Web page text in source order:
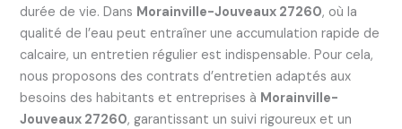
durée de vie. Dans Morainville-Jouveaux 27260, où la
qualité de l’eau peut entraîner une accumulation rapide de
calcaire, un entretien régulier est indispensable. Pour cela,
nous proposons des contrats d’entretien adaptés aux
besoins des habitants et entreprises à Morainville-
Jouveaux 27260, garantissant un suivi rigoureux et un